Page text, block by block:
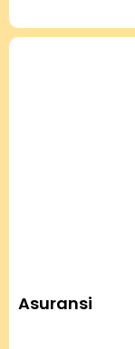
Asuransi